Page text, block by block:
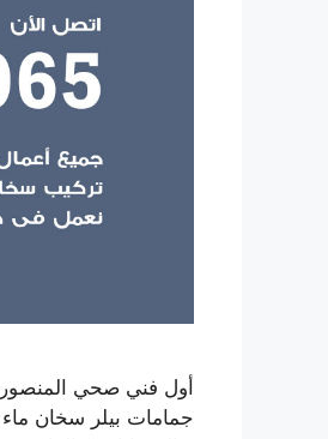
أول فني صحي
جمامات بيلر سخان